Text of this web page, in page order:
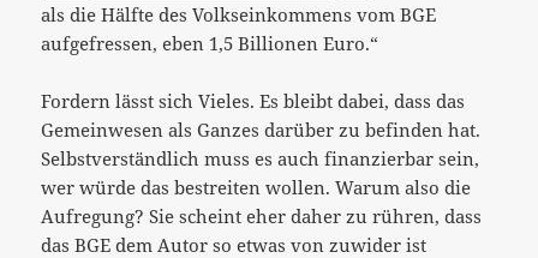
als die Hälfte des Volkseinkommens vom BGE
aufgefressen, eben 1,5 Billionen Euro.“
Fordern lässt sich Vieles. Es bleibt dabei, dass das
Gemeinwesen als Ganzes darüber zu befinden hat.
Selbstverständlich muss es auch finanzierbar sein,
wer würde das bestreiten wollen. Warum also die
Aufregung? Sie scheint eher daher zu rühren, dass
das BGE dem Autor so etwas von zuwider ist